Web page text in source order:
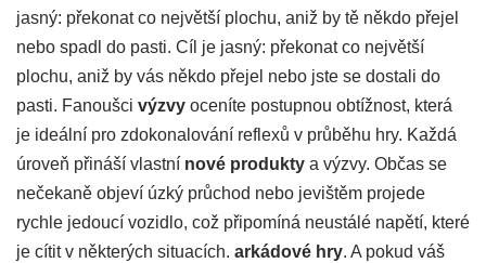
jasný: překonat co největší plochu, aniž by tě někdo přejel
nebo spadl do pasti. Cíl je jasný: překonat co největší
plochu, aniž by vás někdo přejel nebo jste se dostali do
pasti. Fanoušci výzvy oceníte postupnou obtížnost, která
je ideální pro zdokonalování reflexů v průběhu hry. Každá
úroveň přináší vlastní nové produkty a výzvy. Občas se
nečekaně objeví úzký průchod nebo jevištěm projede
rychle jedoucí vozidlo, což připomíná neustálé napětí, které
je cítit v některých situacích. arkádové hry. A pokud váš